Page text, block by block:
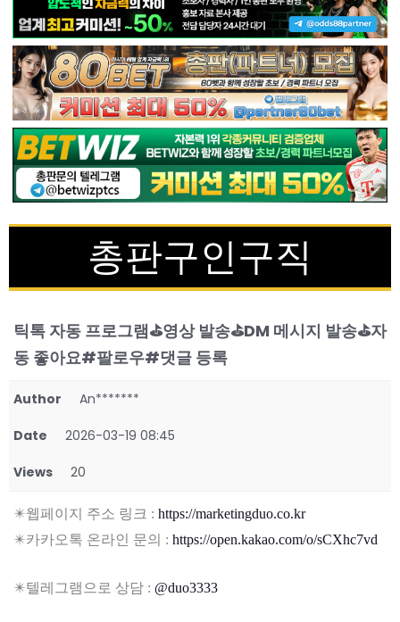
총판구인구직
틱톡 자동 프로그램⛳영상 발송⛳DM 메시지 발송⛳자
동 좋아요#팔로우#댓글 등록
Author An*******
Date 2026-03-19 08:45
Views 20
✴️웹페이지 주소 링크 : https://marketingduo.co.kr
✴️카카오톡 온라인 문의 : https://open.kakao.com/o/sCXhc7vd
✴️텔레그램으로 상담 : @duo3333